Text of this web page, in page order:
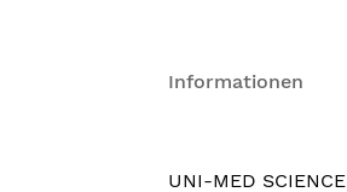
Informationen
UNI-MED SCIENCE